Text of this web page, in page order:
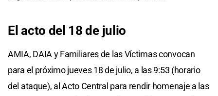
El acto del 18 de julio
AMIA, DAIA y Familiares de las Víctimas convocan
para el próximo jueves 18 de julio, a las 9:53 (horario
del ataque), al Acto Central para rendir homenaje a las